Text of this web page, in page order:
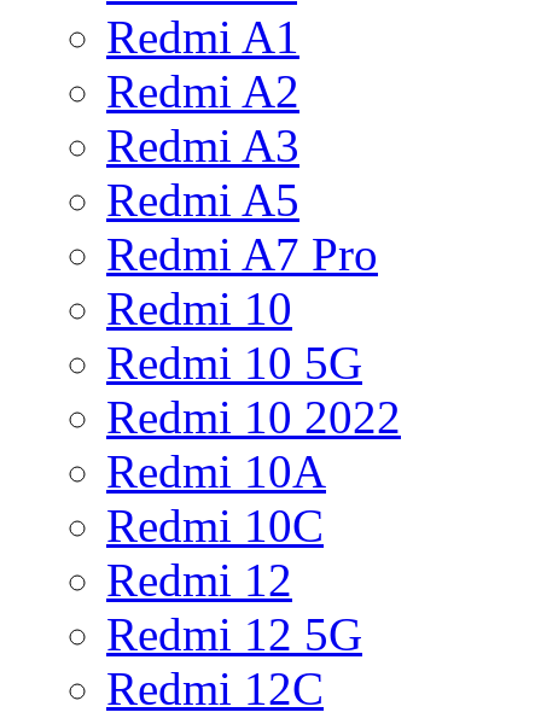
Redmi A1
Redmi A2
Redmi A3
Redmi A5
Redmi A7 Pro
Redmi 10
Redmi 10 5G
Redmi 10 2022
Redmi 10A
Redmi 10C
Redmi 12
Redmi 12 5G
Redmi 12C